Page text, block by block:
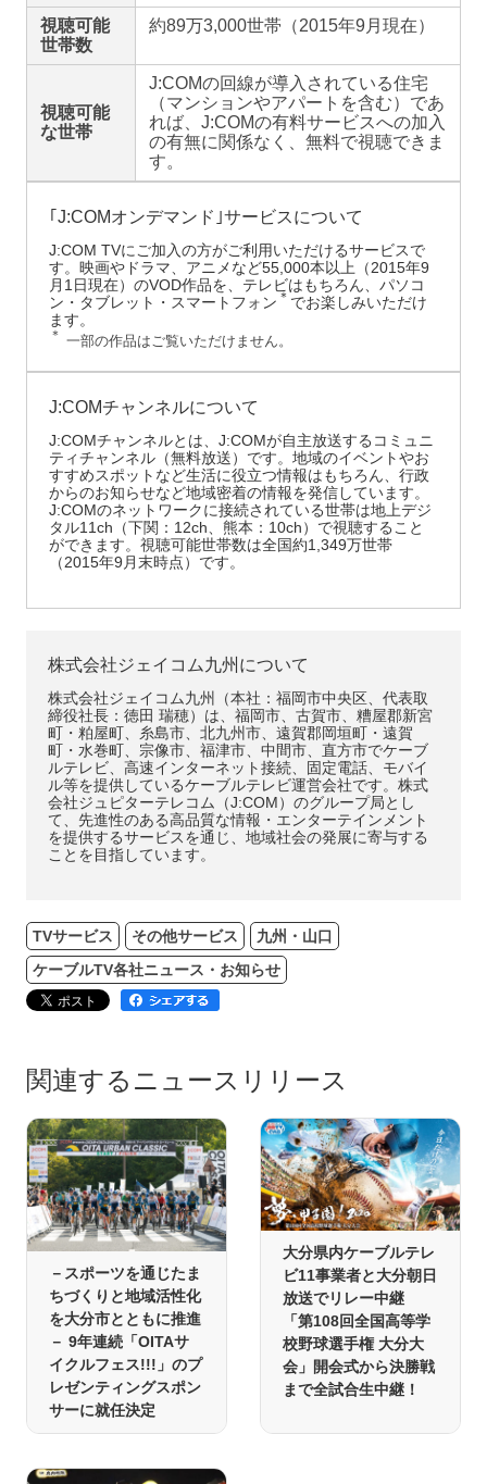
視聴可能
世帯数
約89万3,000世帯（2015年9月現在）
視聴可能
な世帯
J:COMの回線が導入されている住宅
（マンションやアパートを含む）であ
れば、J:COMの有料サービスへの加入
の有無に関係なく、無料で視聴できま
す。
｢J:COMオンデマンド｣サービスについて
J:COM TVにご加入の方がご利用いただけるサービスで
す。映画やドラマ、アニメなど55,000本以上（2015年9
月1日現在）のVOD作品を、テレビはもちろん、パソコ
ン・タブレット・スマートフォン＊でお楽しみいただけ
ます。
＊ 一部の作品はご覧いただけません。
J:COMチャンネルについて
J:COMチャンネルとは、J:COMが自主放送するコミュニ
ティチャンネル（無料放送）です。地域のイベントやお
すすめスポットなど生活に役立つ情報はもちろん、行政
からのお知らせなど地域密着の情報を発信しています。
J:COMのネットワークに接続されている世帯は地上デジ
タル11ch（下関：12ch、熊本：10ch）で視聴すること
ができます。視聴可能世帯数は全国約1,349万世帯
（2015年9月末時点）です。
株式会社ジェイコム九州について
株式会社ジェイコム九州（本社：福岡市中央区、代表取
締役社長：徳田 瑞穂）は、福岡市、古賀市、糟屋郡新宮
町・粕屋町、糸島市、北九州市、遠賀郡岡垣町・遠賀
町・水巻町、宗像市、福津市、中間市、直方市でケーブ
ルテレビ、高速インターネット接続、固定電話、モバイ
ル等を提供しているケーブルテレビ運営会社です。株式
会社ジュピターテレコム（J:COM）のグループ局とし
て、先進性のある高品質な情報・エンターテインメント
を提供するサービスを通じ、地域社会の発展に寄与する
ことを目指しています。
TVサービス その他サービス
九州・山口
ケーブルTV各社ニュース・お知らせ
関連するニュースリリース
－スポーツを通じたま
ちづくりと地域活性化
を大分市とともに推進
－ 9年連続「OITAサ
イクルフェス!!!」のプ
レゼンティングスポン
サーに就任決定
大分県内ケーブルテレ
ビ11事業者と大分朝日
放送でリレー中継
「第108回全国高等学
校野球選手権 大分大
会」開会式から決勝戦
まで全試合生中継！